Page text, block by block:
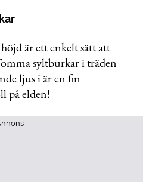
är ett enkelt sätt att
syltburkar i träden
ljus i är en fin
på elden!